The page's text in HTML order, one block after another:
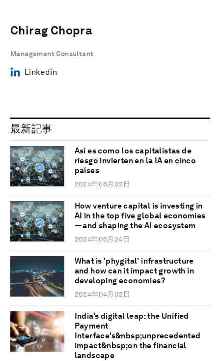
Chirag Chopra
Management Consultant
Linkedin
最新記事
Así es como los capitalistas de
riesgo invierten en la IA en cinco
países
2024年06月02日
How venture capital is investing in
AI in the top five global economies
— and shaping the AI ecosystem
2024年05月24日
What is 'phygital' infrastructure
and how can it impact growth in
developing economies?
2024年04月02日
India’s digital leap: the Unified
Payment
Interface's&nbsp;unprecedented
impact&nbsp;on the financial
landscape